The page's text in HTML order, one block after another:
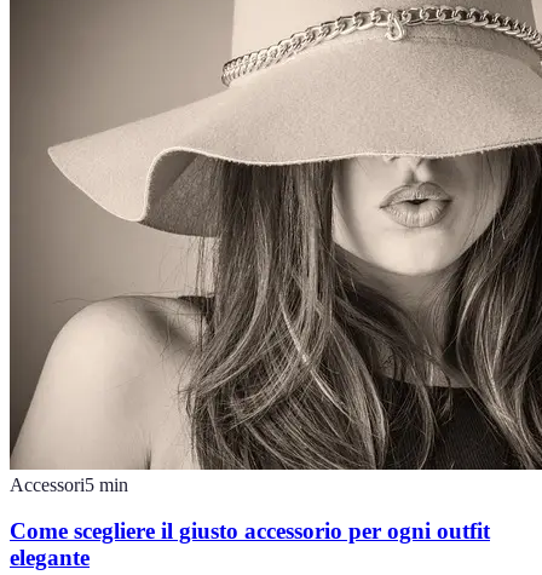
Accessori5 min
Come scegliere il giusto accessorio per ogni outfit
elegante